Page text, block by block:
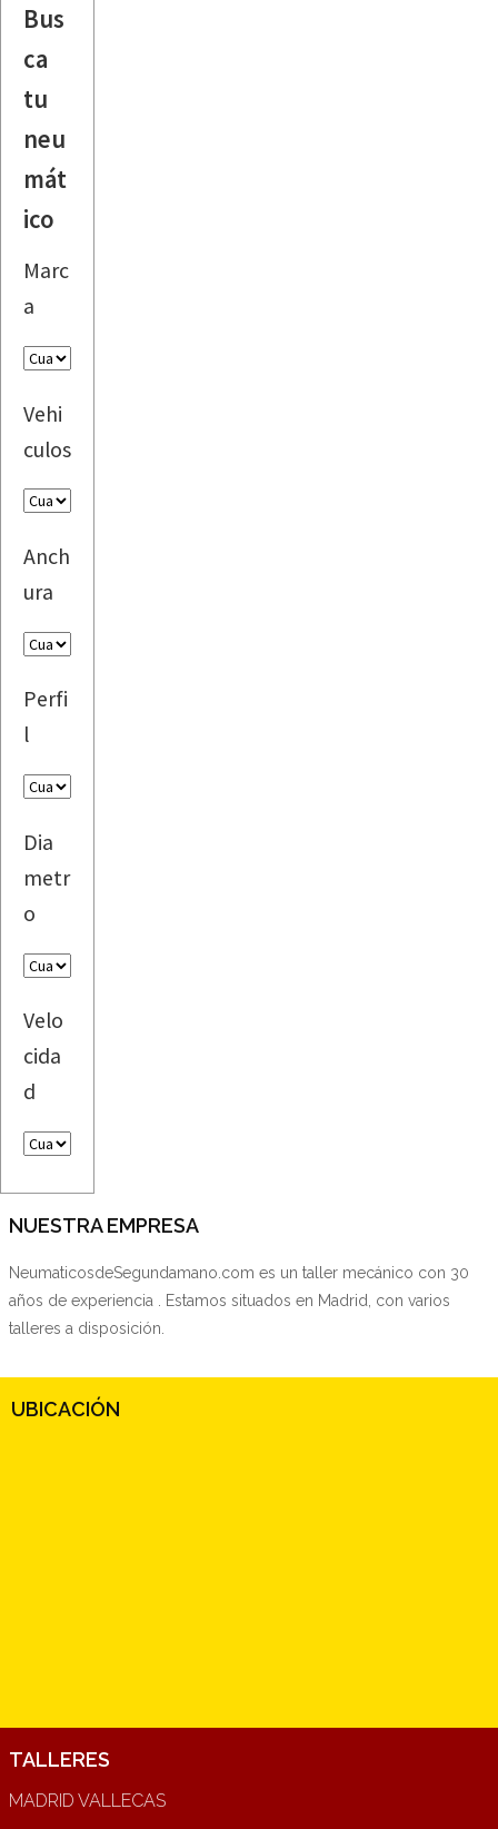
Bus
ca
tu
neu
mát
ico
Marc
a
Vehi
culos
Anch
ura
Perfi
l
Dia
metr
o
Velo
cida
d
NUESTRA EMPRESA
NeumaticosdeSegundamano.com es un taller mecánico con 30
años de experiencia . Estamos situados en Madrid, con varios
talleres a disposición.
UBICACIÓN
TALLERES
MADRID VALLECAS